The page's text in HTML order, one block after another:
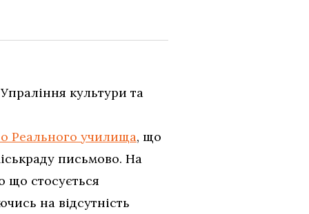
культури та
Реального училища, що
письмово. На
що стосується
на відсутність